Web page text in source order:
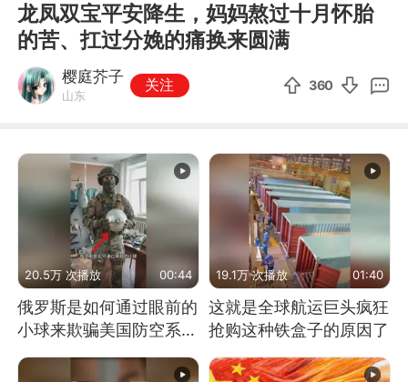
龙凤双宝平安降生，妈妈熬过十月怀胎
的苦、扛过分娩的痛换来圆满
樱庭芥子
山东
关注 360
20.5万 次播放 00:44
俄罗斯是如何通过眼前的
小球来欺骗美国防空系统
的
19.1万 次播放 01:40
这就是全球航运巨头疯狂
抢购这种铁盒子的原因了